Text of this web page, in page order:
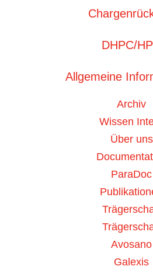
DHPC/
Allgemeine
Archiv
Wissen
Über uns
ParaDoc
Avosano
Galexis
Lemtrada
28. September 2020/
Einschränkung der Indikation
schwerwiegender
Arzneimittelwirkungen Die Zulassungsinhaberin
informiert: (Alemtuzumab) in